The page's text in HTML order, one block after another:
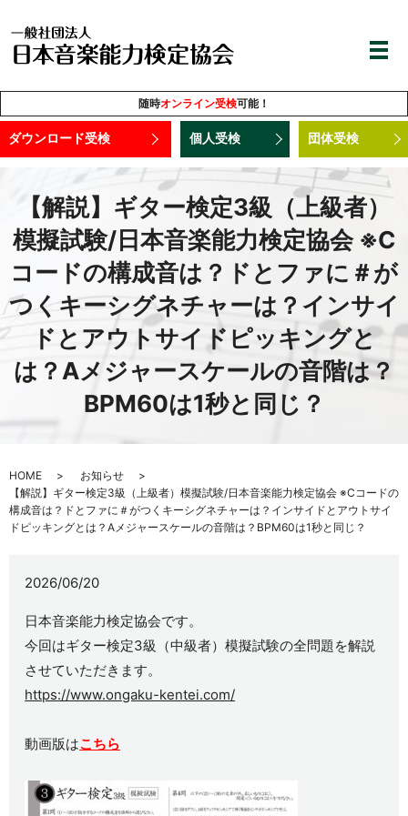
随時オンライン受検可能！
ダウンロード受検 個人受検 団体受検
【解説】ギター検定3級（上級者）
模擬試験/日本音楽能力検定協会 ※C
コードの構成音は？ドとファに＃が
つくキーシグネチャーは？インサイ
ドとアウトサイドピッキングと
は？Aメジャースケールの音階は？
BPM60は1秒と同じ？
HOME
お知らせ
【解説】ギター検定3級（上級者）模擬試験/日本音楽能力検定協会 ※Cコードの
構成音は？ドとファに＃がつくキーシグネチャーは？インサイドとアウトサイ
ドピッキングとは？Aメジャースケールの音階は？BPM60は1秒と同じ？
2026/06/20
日本音楽能力検定協会です。
今回はギター検定3級（中級者）模擬試験の全問題を解説
させていただきます。
https://www.ongaku-kentei.com/
動画版はこちら